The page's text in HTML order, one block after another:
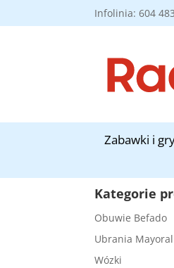
Infolinia: 604
Zabawki i
Kategorie
Obuwie Befado
Ubrania Mayoral
Wózki